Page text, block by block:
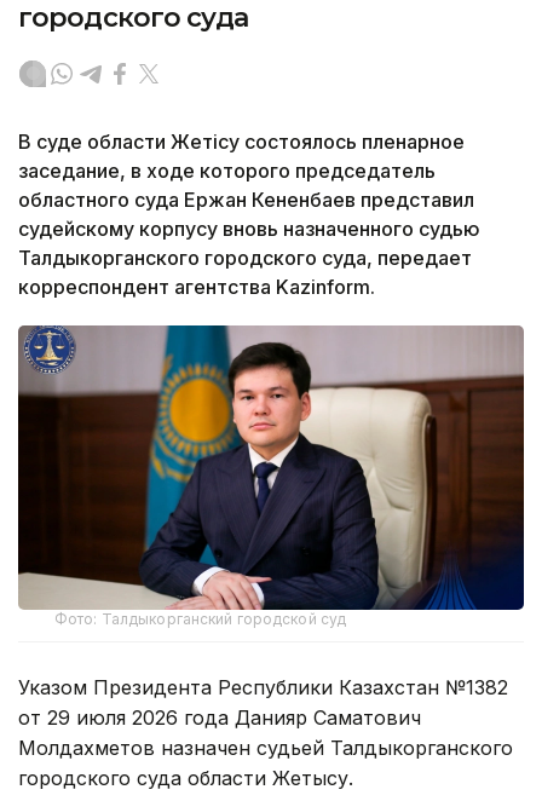
городского суда
В суде области Жетiсу состоялось пленарное
заседание, в ходе которого председатель
областного суда Ержан Кененбаев представил
судейскому корпусу вновь назначенного судью
Талдыкорганского городского суда, передает
корреспондент агентства Kazinform.
Фото: Талдыкорганский городской суд
Указом Президента Республики Казахстан №1382
от 29 июля 2026 года Данияр Саматович
Молдахметов назначен судьей Талдыкорганского
городского суда области Жетысу.